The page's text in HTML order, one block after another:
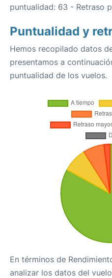
puntualidad: 63 - Retraso
Puntualidad y
Hemos recopilado datos
presentamos a
puntualidad de los vuelos.
En términos de
analizar los datos del